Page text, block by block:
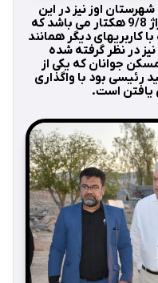
اوز نیز در این
مراسم گفت زمین این شهرک به متراژ 9/8 هکتار می باشد که
دیگر همانند
در نظر گرفته شده
جوانان که یکی از
بود با واگذاری
یافتن است.